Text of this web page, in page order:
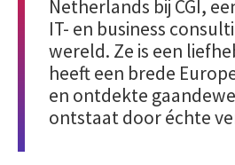
Netherlands bij CGI,
IT- en business
wereld. Ze is een
heeft een brede
en ontdekte
ontstaat door échte